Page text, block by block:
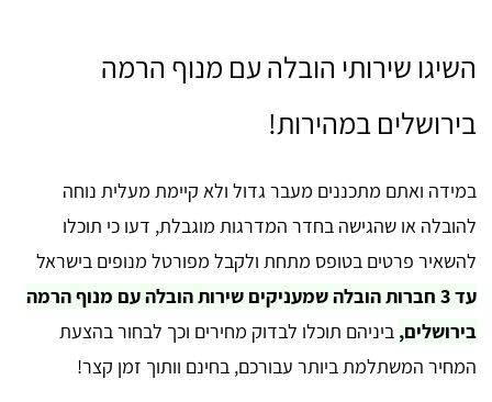
השיגו שירותי הובלה עם מנוף הרמה
בירושלים במהירות!
במידה ואתם מתכננים מעבר גדול ולא קיימת מעלית נוחה
להובלה או שהגישה בחדר המדרגות מוגבלת, דעו כי תוכלו
להשאיר פרטים בטופס מתחת ולקבל מפורטל מנופים בישראל
עד 3 חברות הובלה שמעניקים שירות הובלה עם מנוף הרמה
בירושלים, ביניהם תוכלו לבדוק מחירים וכך לבחור בהצעת
המחיר המשתלמת ביותר עבורכם, בחינם וותוך זמן קצר!